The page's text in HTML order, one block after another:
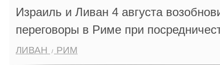
Израиль и Ливан 4 августа
переговоры в Риме при
ЛИВАН РИМ